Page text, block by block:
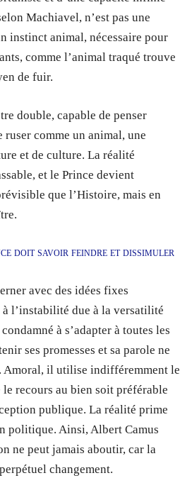
Machiavel, n’est pas une
instinct animal, nécessaire pour
comme l’animal traqué trouve
de fuir.
double, capable de penser
ruser comme un animal, une
et de culture. La réalité
et le Prince devient
que l’Histoire, mais en
doit savoir feindre et dissimuler
avec des idées fixes
l’instabilité due à la versatilité
à s’adapter à toutes les
ses promesses et sa parole ne
Amoral, il utilise indifféremment le
recours au bien soit préférable
publique. La réalité prime
politique. Ainsi, Albert Camus
ne peut jamais aboutir, car la
changement.